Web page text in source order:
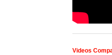
Videos